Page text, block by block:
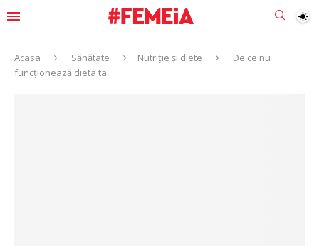
Acasa Sănătate Nutriție și diete
De ce nu
funcționează dieta ta